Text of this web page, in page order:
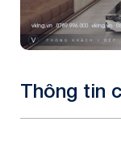
Thông tin